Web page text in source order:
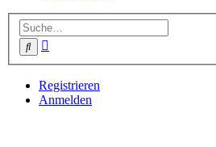
Suche
Registrieren
Anmelden